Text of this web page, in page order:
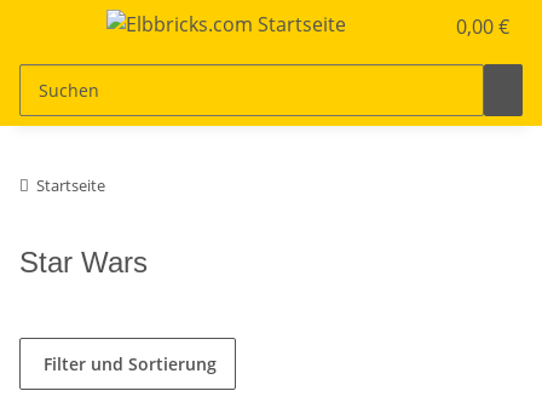
0,00 €
Startseite
Star Wars
Filter und Sortierung